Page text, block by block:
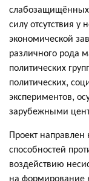
слабозащищённых
силу отсутствия
экономической
различного рода
политических
политических,
экспериментов,
зарубежными
Проект
способностей
воздействию
на формирование